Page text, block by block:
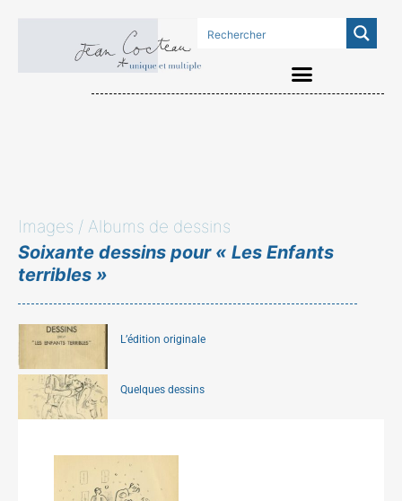
Images / Albums de dessins
Soixante dessins pour « Les Enfants
terribles »
L’édition originale
Quelques dessins